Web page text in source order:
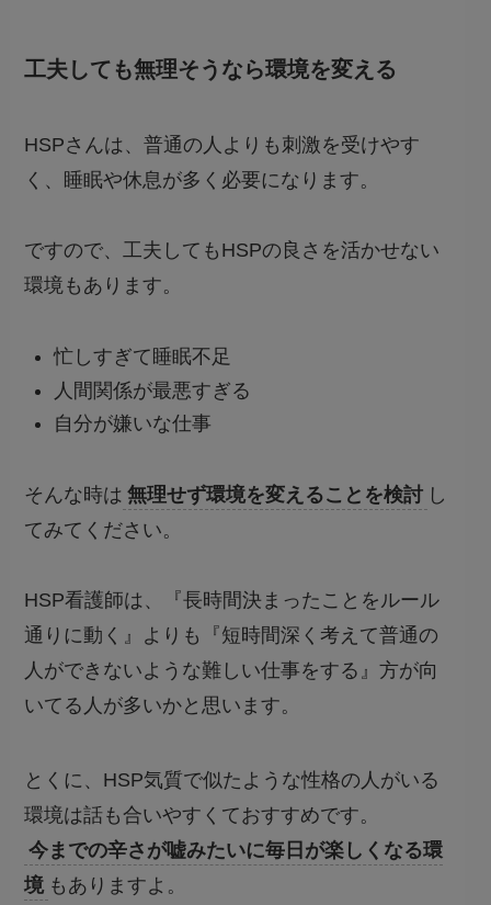
工夫しても無理そうなら環境を変える
HSPさんは、普通の人よりも刺激を受けやす
く、 睡眠や休息が多く必要になります。
ですので、工夫してもHSPの良さを活かせない
環境もあります。
忙しすぎて睡眠不足
人間関係が最悪すぎる
自分が嫌いな仕事
そんな時は 無理せず環境を変えることを検討 し
てみてください。
HSP看護師は、『長時間決まったことをルール
通りに動く』よりも『短時間深く考えて普通の
人ができないような難しい仕事をする』方が向
いてる人が多いかと思います。
とくに、 HSP気質で似たような性格の人がいる
環境は話も合いやすくておすすめです。
今までの辛さが嘘みたいに毎日が楽しくなる環
境 もありますよ。